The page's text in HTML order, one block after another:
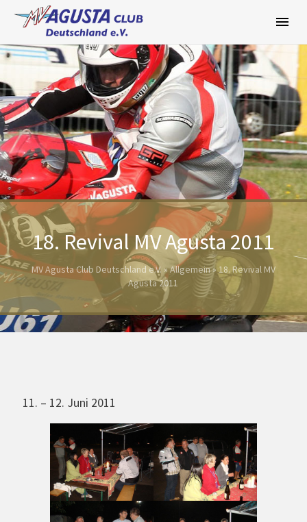
Inhalt
springen
18. Revival MV Agusta 2011
MV Agusta Club Deutschland e.V. »Allgemein»18. Revival MV
Agusta 2011
11. – 12. Juni 2011